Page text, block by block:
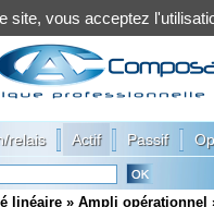
relais Actif Passif
linéaire » Ampli opérationnel
site, vous acceptez